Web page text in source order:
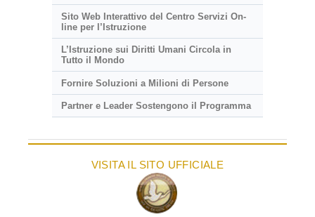
Sito Web Interattivo del Centro Servizi On-
line per l’Istruzione
L’Istruzione sui Diritti Umani Circola in
Tutto il Mondo
Fornire Soluzioni a Milioni di Persone
Partner e Leader Sostengono il Programma
VISITA IL SITO UFFICIALE